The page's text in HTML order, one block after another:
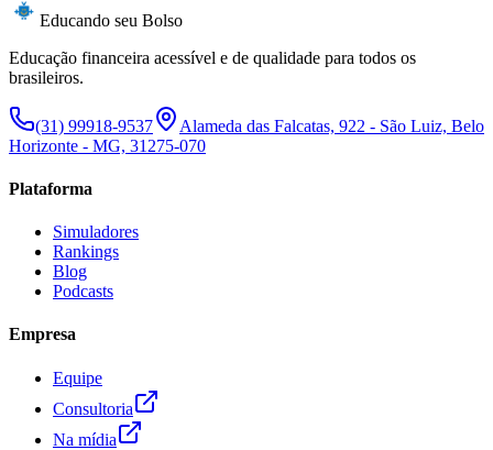
Educando seu Bolso
Educação financeira acessível e de qualidade para todos os
brasileiros.
(31) 99918-9537
Alameda das Falcatas, 922 - São Luiz, Belo
Horizonte - MG, 31275-070
Plataforma
Simuladores
Rankings
Blog
Podcasts
Empresa
Equipe
Consultoria
Na mídia